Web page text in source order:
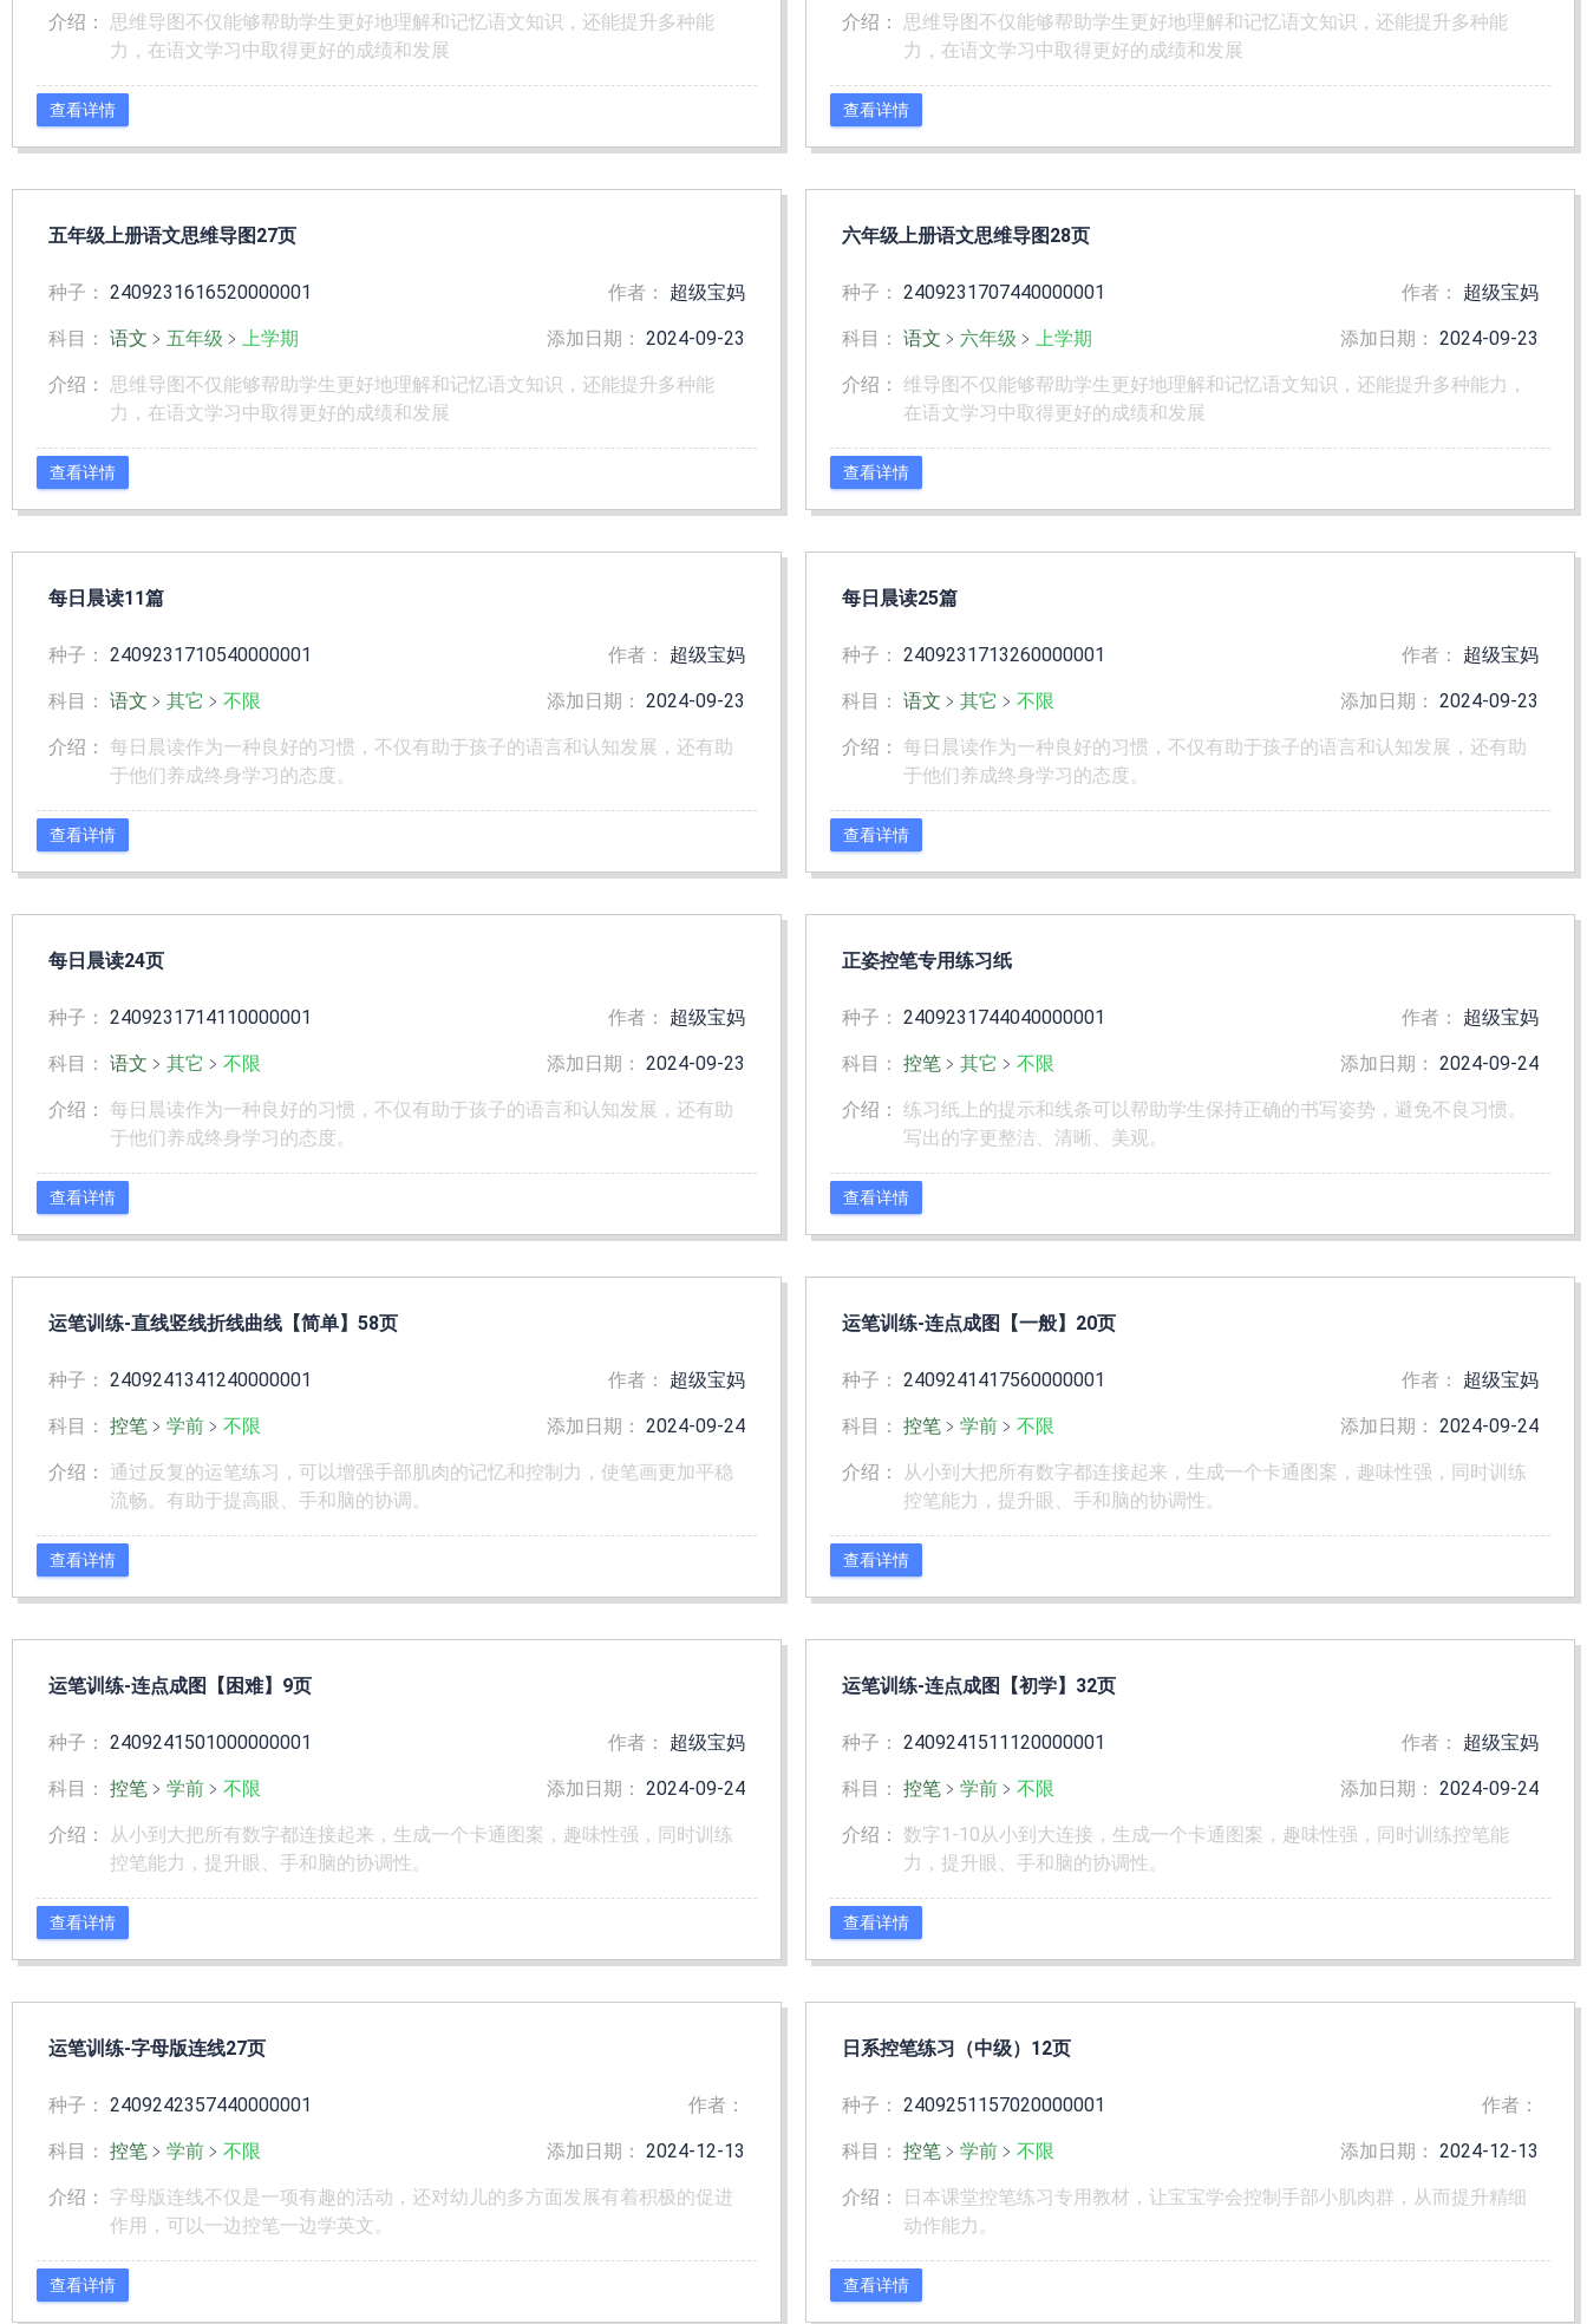
介绍：
思维导图不仅能够帮助学生更好地理解和记忆语文知识，还能提升多种能
力，在语文学习中取得更好的成绩和发展
查看详情
介绍：
思维导图不仅能够帮助学生更好地理解和记忆语文知识，还能提升多种能
力，在语文学习中取得更好的成绩和发展
查看详情
五年级上册语文思维导图27页
种子： 2409231616520000001 作者： 超级宝妈
科目： 语文 ﹥ 五年级 ﹥ 上学期 添加日期： 2024-09-23
介绍：
思维导图不仅能够帮助学生更好地理解和记忆语文知识，还能提升多种能
力，在语文学习中取得更好的成绩和发展
查看详情
六年级上册语文思维导图28页
种子： 2409231707440000001 作者： 超级宝妈
科目： 语文 ﹥ 六年级 ﹥ 上学期 添加日期： 2024-09-23
介绍： 维导图不仅能够帮助学生更好地理解和记忆语文知识，还能提升多种能力，
在语文学习中取得更好的成绩和发展
查看详情
每日晨读11篇
种子： 2409231710540000001 作者： 超级宝妈
科目： 语文 ﹥ 其它 ﹥ 不限 添加日期： 2024-09-23
介绍：
每日晨读作为一种良好的习惯，不仅有助于孩子的语言和认知发展，还有助
于他们养成终身学习的态度。
查看详情
每日晨读25篇
种子： 2409231713260000001 作者： 超级宝妈
科目： 语文 ﹥ 其它 ﹥ 不限 添加日期： 2024-09-23
介绍：
每日晨读作为一种良好的习惯，不仅有助于孩子的语言和认知发展，还有助
于他们养成终身学习的态度。
查看详情
每日晨读24页
种子： 2409231714110000001 作者： 超级宝妈
科目： 语文 ﹥ 其它 ﹥ 不限 添加日期： 2024-09-23
介绍：
每日晨读作为一种良好的习惯，不仅有助于孩子的语言和认知发展，还有助
于他们养成终身学习的态度。
查看详情
正姿控笔专用练习纸
种子： 2409231744040000001 作者： 超级宝妈
科目： 控笔 ﹥ 其它 ﹥ 不限 添加日期： 2024-09-24
介绍： 练习纸上的提示和线条可以帮助学生保持正确的书写姿势，避免不良习惯。
写出的字更整洁、清晰、美观。
查看详情
运笔训练-直线竖线折线曲线【简单】58页
种子： 2409241341240000001 作者： 超级宝妈
科目： 控笔 ﹥ 学前 ﹥ 不限 添加日期： 2024-09-24
介绍：
通过反复的运笔练习，可以增强手部肌肉的记忆和控制力，使笔画更加平稳
流畅。有助于提高眼、手和脑的协调。
查看详情
运笔训练-连点成图【一般】20页
种子： 2409241417560000001 作者： 超级宝妈
科目： 控笔 ﹥ 学前 ﹥ 不限 添加日期： 2024-09-24
介绍：
从小到大把所有数字都连接起来，生成一个卡通图案，趣味性强，同时训练
控笔能力，提升眼、手和脑的协调性。
查看详情
运笔训练-连点成图【困难】9页
种子： 2409241501000000001 作者： 超级宝妈
科目： 控笔 ﹥ 学前 ﹥ 不限 添加日期： 2024-09-24
介绍：
从小到大把所有数字都连接起来，生成一个卡通图案，趣味性强，同时训练
控笔能力，提升眼、手和脑的协调性。
查看详情
运笔训练-连点成图【初学】32页
种子： 2409241511120000001 作者： 超级宝妈
科目： 控笔 ﹥ 学前 ﹥ 不限 添加日期： 2024-09-24
介绍：
数字1-10从小到大连接，生成一个卡通图案，趣味性强，同时训练控笔能
力，提升眼、手和脑的协调性。
查看详情
运笔训练-字母版连线27页
种子： 2409242357440000001 作者：
科目： 控笔 ﹥ 学前 ﹥ 不限 添加日期： 2024-12-13
介绍：
字母版连线不仅是一项有趣的活动，还对幼儿的多方面发展有着积极的促进
作用，可以一边控笔一边学英文。
查看详情
日系控笔练习（中级）12页
种子： 2409251157020000001 作者：
科目： 控笔 ﹥ 学前 ﹥ 不限 添加日期： 2024-12-13
介绍：
日本课堂控笔练习专用教材，让宝宝学会控制手部小肌肉群，从而提升精细
动作能力。
查看详情